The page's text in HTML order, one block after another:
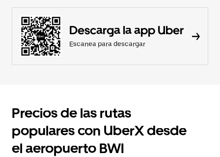
Descarga la app Uber
Escanea para descargar
Precios de las rutas
populares con UberX desde
el aeropuerto BWI